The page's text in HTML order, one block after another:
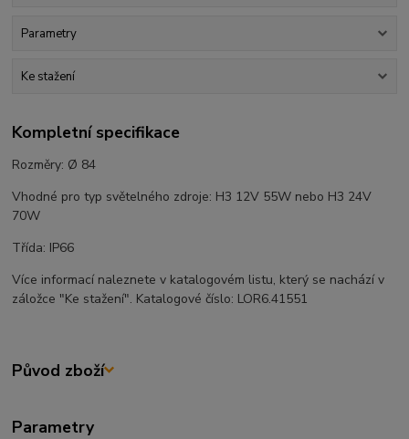
Parametry
Ke stažení
Kompletní specifikace
Rozměry: Ø 84
Vhodné pro typ světelného zdroje: H3 12V 55W nebo H3 24V
70W
Třída: IP66
Více informací naleznete v katalogovém listu, který se nachází v
záložce "Ke stažení". Katalogové číslo: LOR6.41551
Původ zboží
Parametry